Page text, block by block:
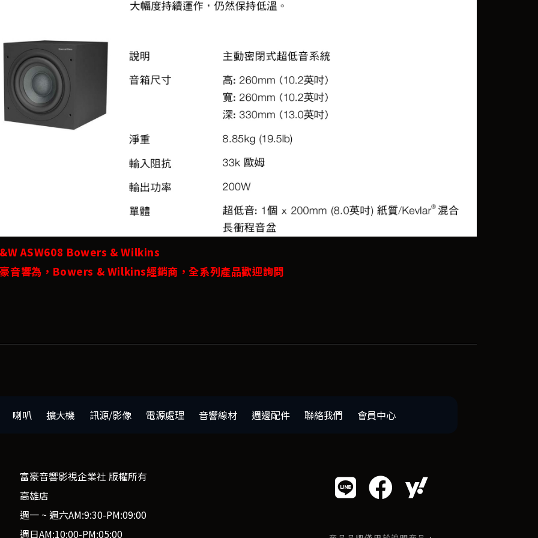
ASW608 Bowers & Wilkins
音響為，Bowers & Wilkins經銷商，全系列產品歡迎詢問
喇叭 擴大機 訊源/影像 電源處理 音響線材 週邊配件 聯絡我們 會員中心
富豪音響影視企業社 版權所有
高雄店
週一 ~ 週六AM:9:30-PM:09:00
週日AM:10:00-PM:05:00